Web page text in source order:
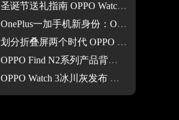
圣诞节送礼指南 OPPO Watch 3 Pro冰川灰送给爱滑雪的ta
OnePlus一加手机新身份：OPPO线上品牌 100亿开启【护航计划】
划分折叠屏两个时代 OPPO Find N2系列限时快闪活动火遍四城
OPPO Find N2系列产品背后：做好产品 给用户最好的体验
OPPO Watch 3冰川灰发布 售价1999元起